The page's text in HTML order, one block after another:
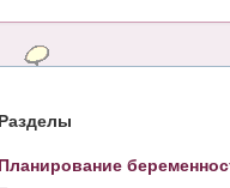
Разделы
Планирование